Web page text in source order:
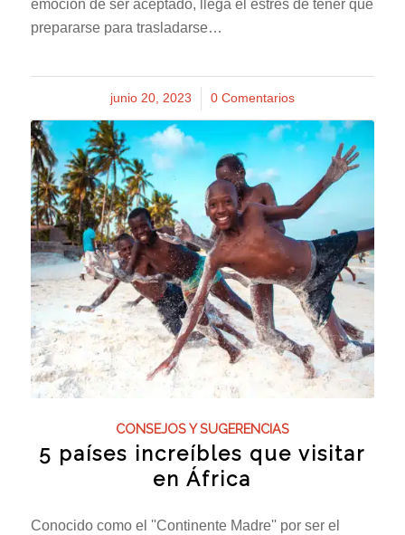
emoción de ser aceptado, llega el estrés de tener que
prepararse para trasladarse…
junio 20, 2023
/ 0 Comentarios
CONSEJOS Y SUGERENCIAS
5 países increíbles que visitar
en África
Conocido como el ''Continente Madre'' por ser el